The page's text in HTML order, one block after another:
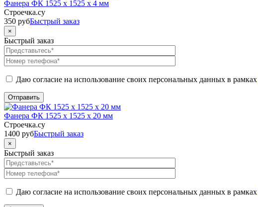
Фанера ФК 1525 x 1525 x 4 мм
Строечка.су
350 рубБыстрый заказ
×
Быстрый заказ
Даю согласие на использование своих персональных данных в рамках
Фанера ФК 1525 x 1525 x 20 мм
Строечка.су
1400 рубБыстрый заказ
×
Быстрый заказ
Даю согласие на использование своих персональных данных в рамках